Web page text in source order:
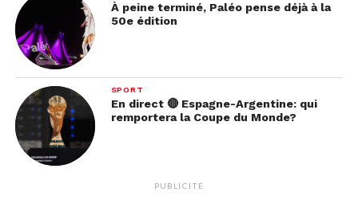
À peine terminé, Paléo pense déjà à la
50e édition
SPORT
En direct 🔴 Espagne-Argentine: qui
remportera la Coupe du Monde?
PUBLICITÉ